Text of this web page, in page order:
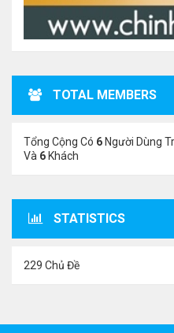
TOTAL MEMBERS
Tổng Cộng Có 6 Người Dùng
Và 6 Khách
STATISTICS
229 Chủ Đề